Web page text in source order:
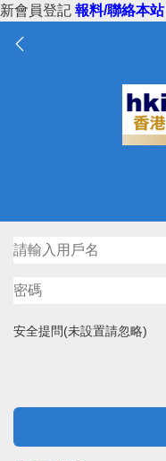
新會員登記 報料/聯絡本站
安全提問(未設置請忽略)